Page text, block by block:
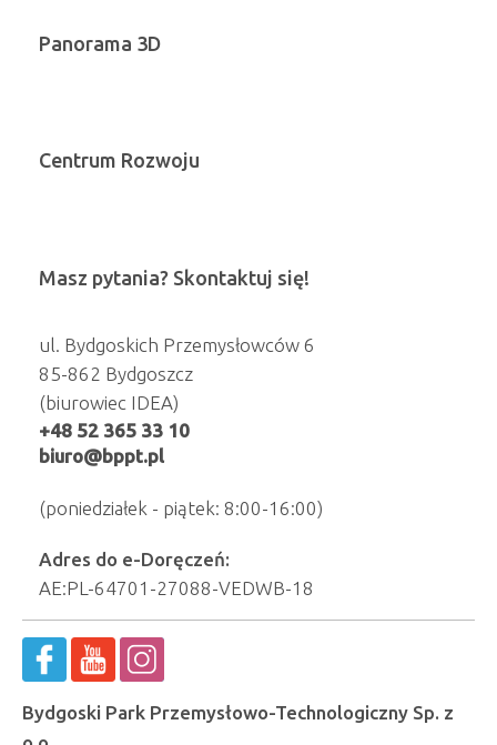
Panorama 3D
Centrum Rozwoju
Masz pytania? Skontaktuj się!
ul. Bydgoskich Przemysłowców 6
85-862 Bydgoszcz
(biurowiec IDEA)
+48 52 365 33 10
biuro@bppt.pl
(poniedziałek - piątek: 8:00-16:00)
Adres do e-Doręczeń:
AE:PL-64701-27088-VEDWB-18
Bydgoski Park Przemysłowo-Technologiczny Sp. z